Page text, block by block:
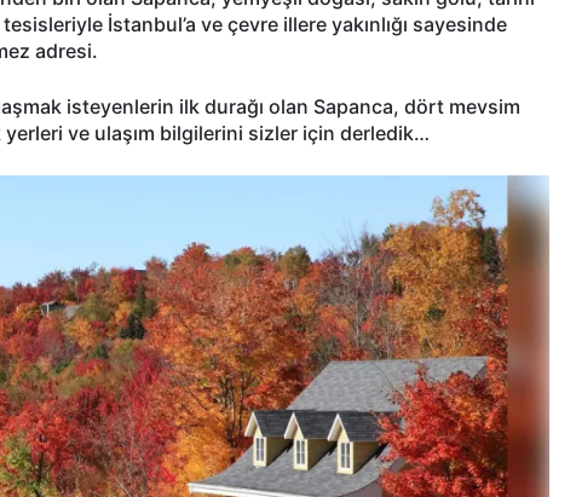
İstanbul’a ve çevre illere yakınlığı sayesinde
adresi.
isteyenlerin ilk durağı olan Sapanca, dört mevsim
ve ulaşım bilgilerini sizler için derledik…